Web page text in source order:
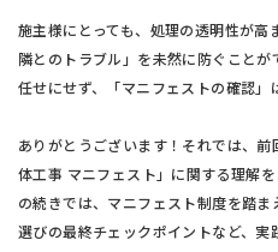
施主様にとっても、処理の透明性が
隣とのトラブル」を未然に防ぐこと
任せにせず、「マニフェストの確認」
ありがとうございます！それでは、
体工事 マニフェスト」に関する理解
の続きでは、マニフェスト制度を踏
選びの最終チェックポイントなど、実